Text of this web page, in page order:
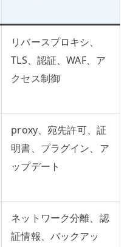
リバースプロキシ、
TLS、認証、WAF、ア
クセス制御
proxy、宛先許可、証
明書、プラグイン、ア
ップデート
ネットワーク分離、認
証情報、バックアッ